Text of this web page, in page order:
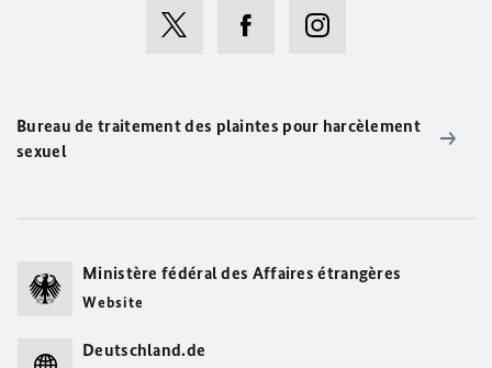
Bureau de traitement des plaintes pour harcèlement
sexuel
Ministère fédéral des Affaires étrangères
Website
Deutschland.de